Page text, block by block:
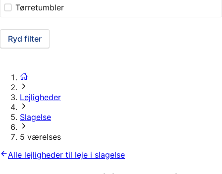
Tørretumbler
Ryd filter
Lejligheder
Slagelse
5 værelses
Alle lejligheder til leje i slagelse